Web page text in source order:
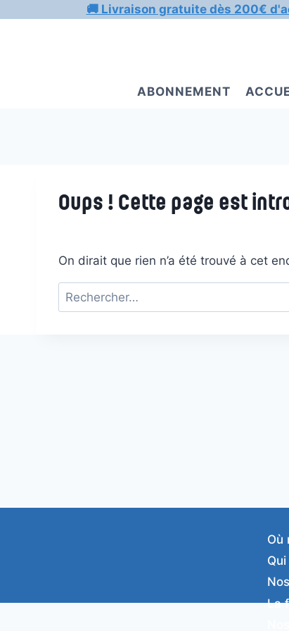
🚚 Livraison gratuite dès 200€
ABONNEMENT
Oups ! Cette page est
On dirait que rien n’a été trouvé à cet
Rechercher :
Où
La